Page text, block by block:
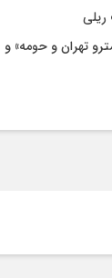
ریلی
تهران و